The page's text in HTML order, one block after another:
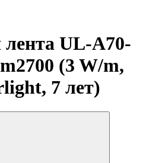
лента UL-A70-
(3 W/m,
7 лет)